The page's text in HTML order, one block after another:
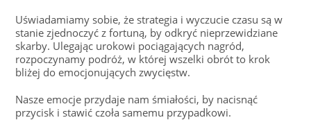
Uświadamiamy sobie, że strategia i wyczucie czasu są w
stanie zjednoczyć z fortuną, by odkryć nieprzewidziane
skarby. Ulegając urokowi pociągających nagród,
rozpoczynamy podróż, w której wszelki obrót to krok
bliżej do emocjonujących zwycięstw.
Nasze emocje przydaje nam śmiałości, by nacisnąć
przycisk i stawić czoła samemu przypadkowi.